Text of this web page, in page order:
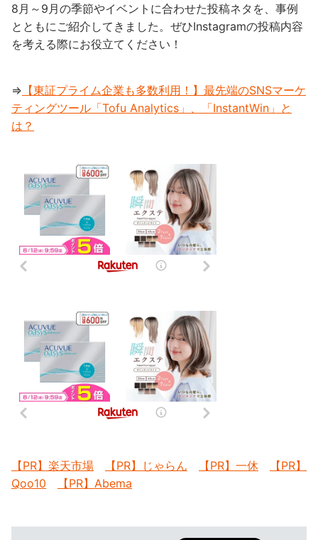
8月～9月の季節やイベントに合わせた投稿ネタを、事例
とともにご紹介してきました。ぜひInstagramの投稿内容
を考える際にお役立てください！
⇒ 【東証プライム企業も多数利用！】最先端のSNSマーケ
ティングツール「Tofu Analytics」、「InstantWin」と
は？
【PR】楽天市場 【PR】じゃらん 【PR】一休
【PR】
Qoo10
【PR】Abema